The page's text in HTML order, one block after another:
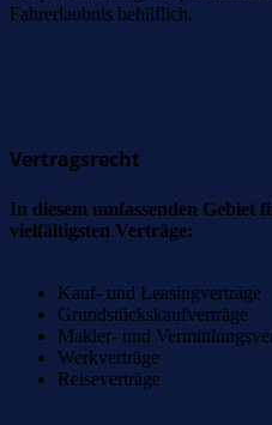
Fahrerlaubnis behilflich.
Vertragsrecht
In diesem umfassenden Gebiet
vielfältigsten Verträge:
Kauf- und Leasingverträge
Grundstückskaufverträge
Makler- und
Werkverträge
Reiseverträge